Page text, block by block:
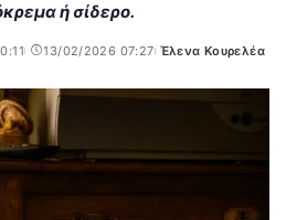
ή σίδερο.
13/02/2026 07:27
Posted
Έλενα Κουρελέα